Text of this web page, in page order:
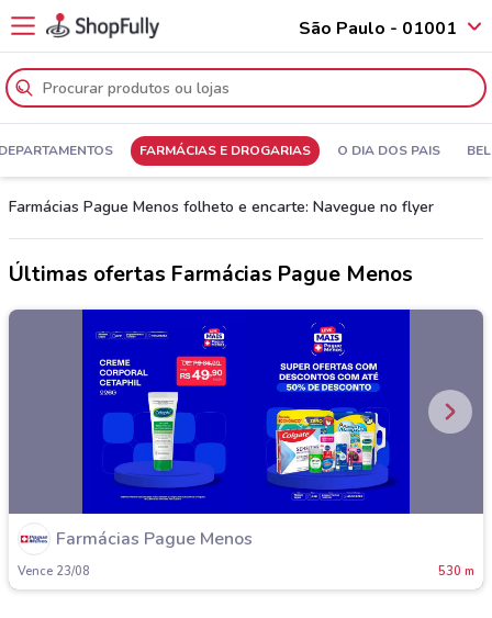
São Paulo - 01001
FARMÁCIAS E DROGARIAS O DIA DOS PAIS
Farmácias Pague Menos folheto e encarte: Navegue no flyer
Últimas ofertas Farmácias Pague Menos
Farmácias Pague Menos
Vence 23/08 530 m